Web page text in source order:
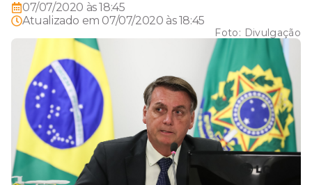
07/07/2020 às 18:45
Atualizado em 07/07/2020 às 18:45
Foto: Divulgação